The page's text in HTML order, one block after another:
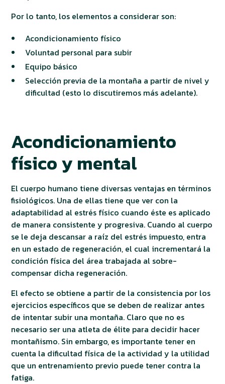
Por lo tanto, los elementos a considerar son:
Acondicionamiento físico
Voluntad personal para subir
Equipo básico
Selección previa de la montaña a partir de nivel y
dificultad (esto lo discutiremos más adelante).
Acondicionamiento
físico y mental
El cuerpo humano tiene diversas ventajas en términos
fisiológicos. Una de ellas tiene que ver con la
adaptabilidad al estrés físico cuando éste es aplicado
de manera consistente y progresiva. Cuando al cuerpo
se le deja descansar a raíz del estrés impuesto, entra
en un estado de regeneración, el cual incrementará la
condición física del área trabajada al sobre-
compensar dicha regeneración.
El efecto se obtiene a partir de la consistencia por los
ejercicios específicos que se deben de realizar antes
de intentar subir una montaña. Claro que no es
necesario ser una atleta de élite para decidir hacer
montañismo. Sin embargo, es importante tener en
cuenta la dificultad física de la actividad y la utilidad
que un entrenamiento previo puede tener contra la
fatiga.